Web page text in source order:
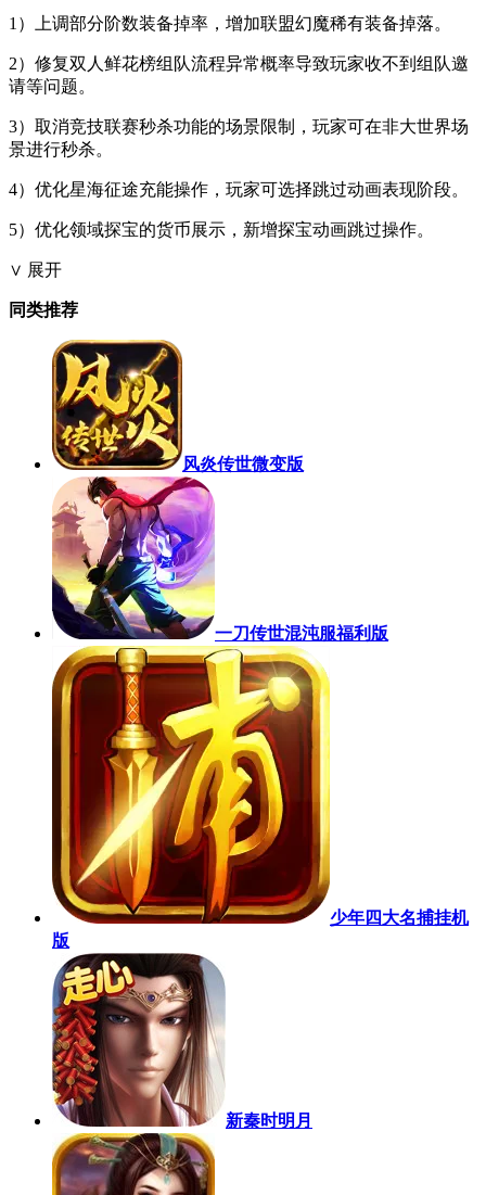
1）上调部分阶数装备掉率，增加联盟幻魔稀有装备掉落。
2）修复双人鲜花榜组队流程异常概率导致玩家收不到组队邀
请等问题。
3）取消竞技联赛秒杀功能的场景限制，玩家可在非大世界场
景进行秒杀。
4）优化星海征途充能操作，玩家可选择跳过动画表现阶段。
5）优化领域探宝的货币展示，新增探宝动画跳过操作。
∨ 展开
同类推荐
风炎传世微变版
一刀传世混沌服福利版
少年四大名捕挂机
版
新秦时明月